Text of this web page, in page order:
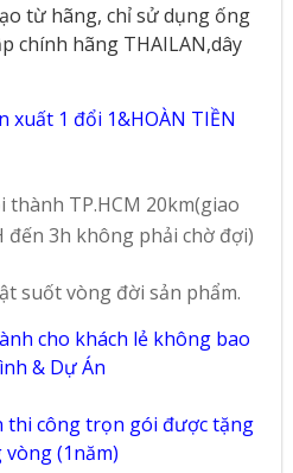
từ hãng, chỉ sử dụng ống
chính hãng THAILAN,dây
xuất 1 đổi 1&HOÀN TIỀN
thành TP.HCM 20km(giao
đến 3h không phải chờ đợi)
suốt vòng đời sản phẩm.
cho khách lẻ không bao
& Dự Án
thi công trọn gói được tặng
(1năm)